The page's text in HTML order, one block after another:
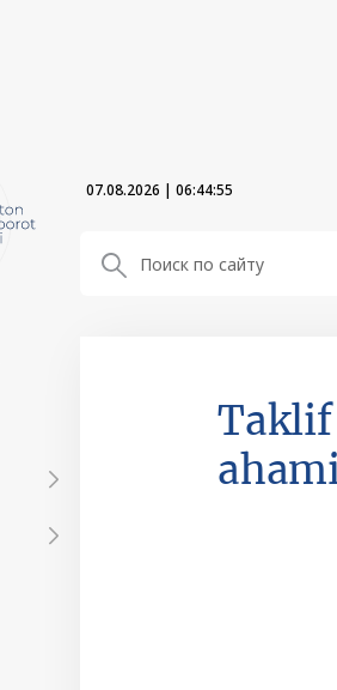
07.08.2026 | 06:44:55
Taklif